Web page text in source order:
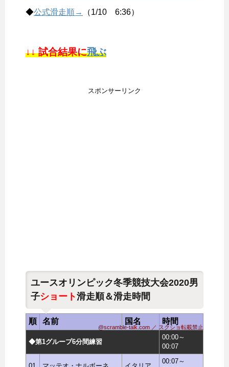
◆公式滑走順→ （1/10 6:36）
↓↓ 試合結果に飛ぶ
スポンサーリンク
ユースオリンピック冬季競技大会2020男
子ショート滑走順＆滑走時間
@scramble-talk.com ／ スクショ転載禁止
順 名前 国名 時間
◆第1グループ6分間練習
00:00～
00:07
00:07～